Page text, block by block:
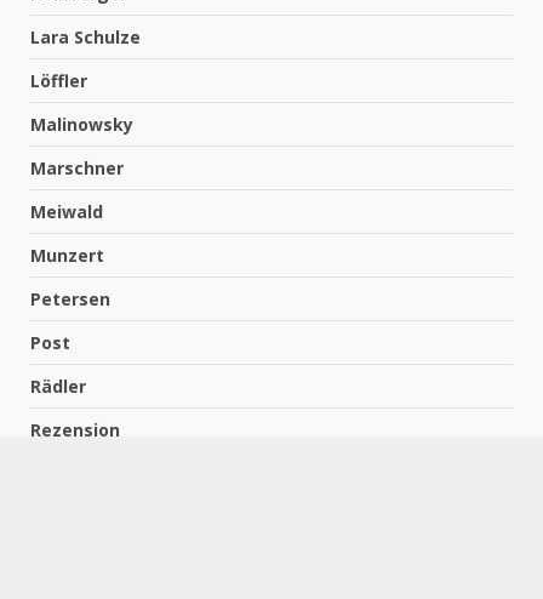
Lara Schulze
Löffler
Malinowsky
Marschner
Meiwald
Munzert
Petersen
Post
Rädler
Rezension